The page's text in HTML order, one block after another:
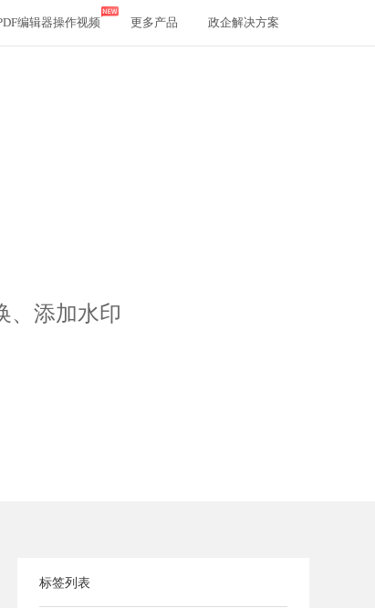
编辑器操作视频 更多产品 政企解决方案
、添加水印
标签列表